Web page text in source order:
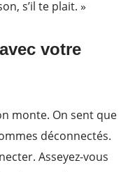
s’il te plait. »
votre
monte. On sent que
déconnectés.
Asseyez-vous